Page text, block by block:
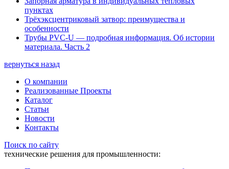
пунктах
Трёхэксцентриковый затвор: преимущества и
особенности
Трубы PVC-U — подробная информация. Об истории
материала. Часть 2
вернуться назад
О компании
Реализованные Проекты
Каталог
Статьи
Новости
Контакты
Поиск по сайту
технические решения для промышленности: